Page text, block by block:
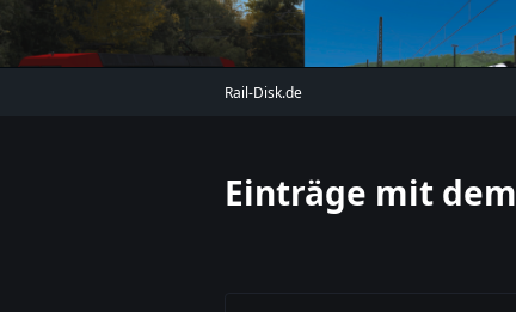
Rail-Disk.de
Einträge mit dem